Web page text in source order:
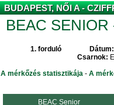
BUDAPEST, NŐI A -
BEAC
1. forduló Dátum:
Csarnok:
A mérkőzés statisztikája - A
BEAC Senior